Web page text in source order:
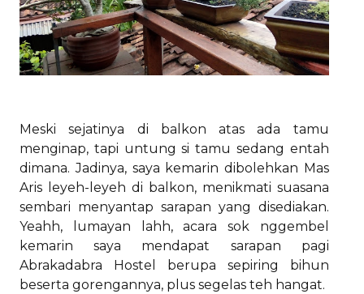
Meski sejatinya di balkon atas ada tamu
menginap, tapi untung si tamu sedang entah
dimana. Jadinya, saya kemarin dibolehkan Mas
Aris leyeh-leyeh di balkon, menikmati suasana
sembari menyantap sarapan yang disediakan.
Yeahh, lumayan lahh, acara sok nggembel
kemarin saya mendapat sarapan pagi
Abrakadabra Hostel berupa sepiring bihun
beserta gorengannya, plus segelas teh hangat.